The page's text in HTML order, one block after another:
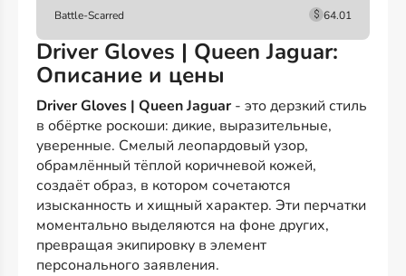
Battle-Scarred
64.01
Driver Gloves | Queen Jaguar:
Описание и цены
Driver Gloves | Queen Jaguar - это дерзкий стиль
в обёртке роскоши: дикие, выразительные,
уверенные. Смелый леопардовый узор,
обрамлённый тёплой коричневой кожей,
создаёт образ, в котором сочетаются
изысканность и хищный характер. Эти перчатки
моментально выделяются на фоне других,
превращая экипировку в элемент
персонального заявления.